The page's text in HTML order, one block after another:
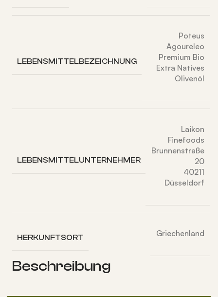
LEBENSMITTELBEZEICHNUNG
Poteus
Agoureleo
Premium Bio
Extra Natives
Olivenöl
LEBENSMITTELUNTERNEHMER
Laikon
Finefoods
Brunnenstraße
20
40211
Düsseldorf
HERKUNFTSORT Griechenland
Beschreibung